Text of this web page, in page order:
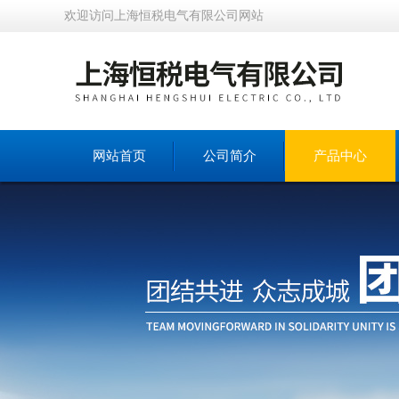
欢迎访问上海恒税电气有限公司网站
网站首页 公司简介 产品中心